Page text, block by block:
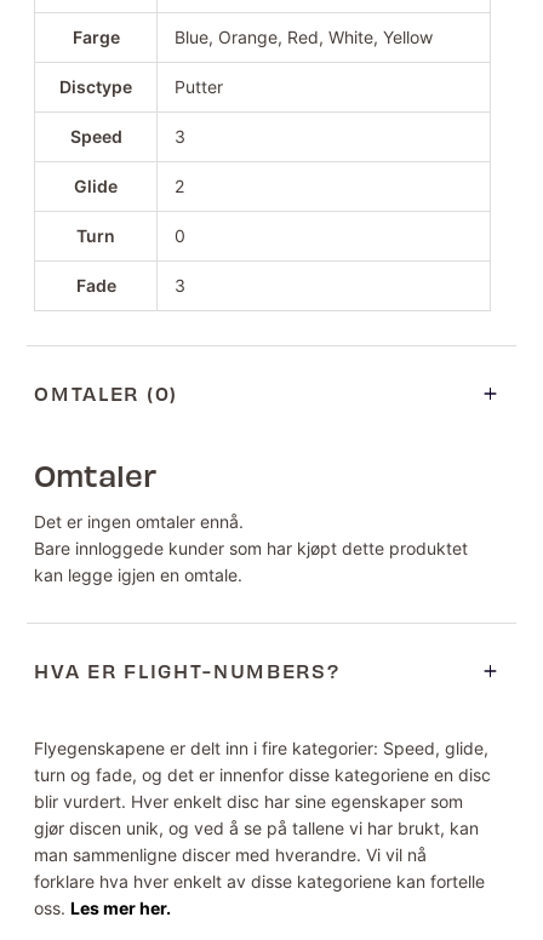
Farge Blue, Orange, Red, White, Yellow
Disctype Putter
Speed 3
Glide 2
Turn 0
Fade 3
OMTALER (0)
Omtaler
Det er ingen omtaler ennå.
Bare innloggede kunder som har kjøpt dette produktet
kan legge igjen en omtale.
HVA ER FLIGHT-NUMBERS?
Flyegenskapene er delt inn i fire kategorier: Speed, glide,
turn og fade, og det er innenfor disse kategoriene en disc
blir vurdert. Hver enkelt disc har sine egenskaper som
gjør discen unik, og ved å se på tallene vi har brukt, kan
man sammenligne discer med hverandre. Vi vil nå
forklare hva hver enkelt av disse kategoriene kan fortelle
oss.Les mer her.